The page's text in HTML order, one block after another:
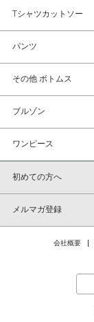
Tシャツカットソー
パンツ
その他 ボトムス
ブルゾン
ワンピース
初めての方へ
メルマガ登録
会社概要